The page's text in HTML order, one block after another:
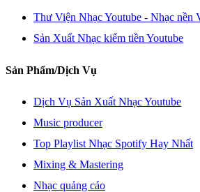
Thư Viện Nhạc Youtube - Nhạc nền
Sản Xuất Nhạc kiếm tiền Youtube
Sản Phẩm/Dịch Vụ
Dịch Vụ Sản Xuất Nhạc Youtube
Music producer
Top Playlist Nhạc Spotify Hay Nhất
Mixing & Mastering
Nhạc quảng cáo